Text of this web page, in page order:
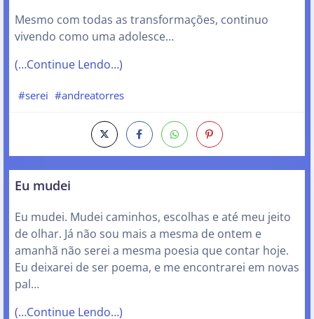
Mesmo com todas as transformações, continuo
vivendo como uma adolesce…
(…Continue Lendo…)
#serei #andreatorres
Eu mudei
Eu mudei. Mudei caminhos, escolhas e até meu jeito
de olhar. Já não sou mais a mesma de ontem e
amanhã não serei a mesma poesia que contar hoje.
Eu deixarei de ser poema, e me encontrarei em novas
pal…
(…Continue Lendo…)